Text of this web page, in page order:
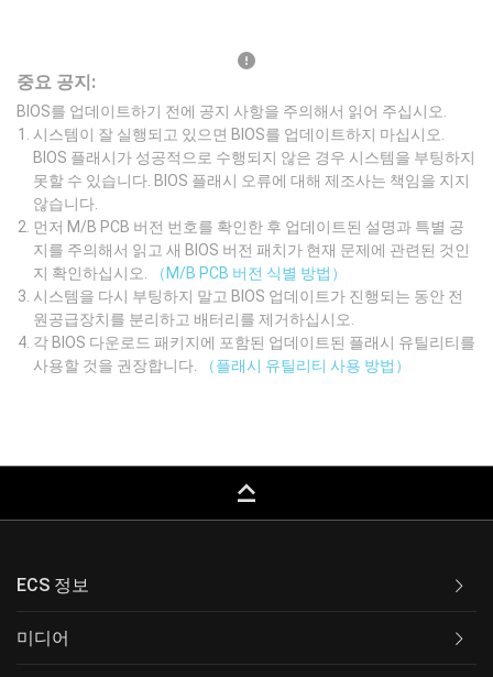
중요 공지:
BIOS를 업데이트하기 전에 공지 사항을 주의해서 읽어 주십시오.
시스템이 잘 실행되고 있으면 BIOS를 업데이트하지 마십시오.
BIOS 플래시가 성공적으로 수행되지 않은 경우 시스템을 부팅하지
못할 수 있습니다. BIOS 플래시 오류에 대해 제조사는 책임을 지지
않습니다.
먼저 M/B PCB 버전 번호를 확인한 후 업데이트된 설명과 특별 공
지를 주의해서 읽고 새 BIOS 버전 패치가 현재 문제에 관련된 것인
지 확인하십시오.
（M/B PCB 버전 식별 방법）
시스템을 다시 부팅하지 말고 BIOS 업데이트가 진행되는 동안 전
원공급장치를 분리하고 배터리를 제거하십시오.
각 BIOS 다운로드 패키지에 포함된 업데이트된 플래시 유틸리티를
사용할 것을 권장합니다.
（플래시 유틸리티 사용 방법）
keyboard_capslock
ECS 정보
미디어